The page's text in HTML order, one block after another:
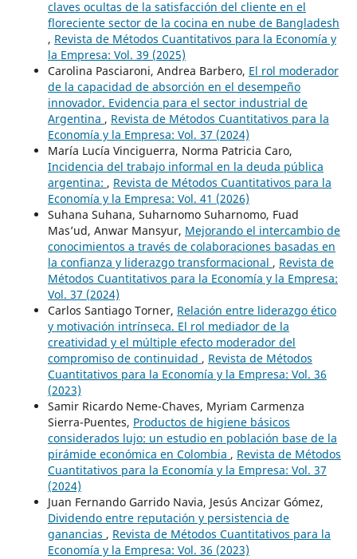
claves ocultas de la satisfacción del cliente en el
floreciente sector de la cocina en nube de Bangladesh
, Revista de Métodos Cuantitativos para la Economía y
la Empresa: Vol. 39 (2025)
Carolina Pasciaroni, Andrea Barbero, El rol moderador
de la capacidad de absorción en el desempeño
innovador. Evidencia para el sector industrial de
Argentina , Revista de Métodos Cuantitativos para la
Economía y la Empresa: Vol. 37 (2024)
María Lucía Vinciguerra, Norma Patricia Caro,
Incidencia del trabajo informal en la deuda pública
argentina: , Revista de Métodos Cuantitativos para la
Economía y la Empresa: Vol. 41 (2026)
Suhana Suhana, Suharnomo Suharnomo, Fuad
Mas’ud, Anwar Mansyur, Mejorando el intercambio de
conocimientos a través de colaboraciones basadas en
la confianza y liderazgo transformacional , Revista de
Métodos Cuantitativos para la Economía y la Empresa:
Vol. 37 (2024)
Carlos Santiago Torner, Relación entre liderazgo ético
y motivación intrínseca. El rol mediador de la
creatividad y el múltiple efecto moderador del
compromiso de continuidad , Revista de Métodos
Cuantitativos para la Economía y la Empresa: Vol. 36
(2023)
Samir Ricardo Neme-Chaves, Myriam Carmenza
Sierra-Puentes, Productos de higiene básicos
considerados lujo: un estudio en población base de la
pirámide económica en Colombia , Revista de Métodos
Cuantitativos para la Economía y la Empresa: Vol. 37
(2024)
Juan Fernando Garrido Navia, Jesús Ancizar Gómez,
Dividendo entre reputación y persistencia de
ganancias , Revista de Métodos Cuantitativos para la
Economía y la Empresa: Vol. 36 (2023)